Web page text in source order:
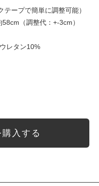
ープで簡単に調整可能）
（調整代：+-3cm）
レタン10%
入する